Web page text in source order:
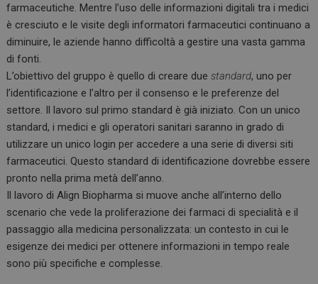
farmaceutiche. Mentre l’uso delle informazioni digitali tra i medici
è cresciuto e le visite degli informatori farmaceutici continuano a
diminuire, le aziende hanno difficoltà a gestire una vasta gamma
di fonti.
L’obiettivo del gruppo è quello di creare duestandard, uno per
l’identificazione e l’altro per il consenso e le preferenze del
settore. Il lavoro sul primo standard è già iniziato. Con un unico
standard, i medici e gli operatori sanitari saranno in grado di
utilizzare un unico login per accedere a una serie di diversi siti
farmaceutici. Questo standard di identificazione dovrebbe essere
pronto nella prima metà dell’anno.
Il lavoro di Align Biopharma si muove anche all’interno dello
scenario che vede la proliferazione dei farmaci di specialità e il
passaggio alla medicina personalizzata: un contesto in cui le
esigenze dei medici per ottenere informazioni in tempo reale
sono più specifiche e complesse.